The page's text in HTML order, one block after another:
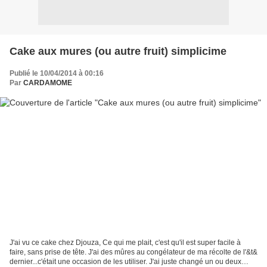
Cake aux mures (ou autre fruit) simplicime
Publié le 10/04/2014 à 00:16
Par CARDAMOME
J'ai vu ce cake chez Djouza, Ce qui me plait, c'est qu'il est super facile à
faire, sans prise de tête. J'ai des mûres au congélateur de ma récolte de l'&t&
dernier...c'était une occasion de les utiliser. J'ai juste changé un ou deux